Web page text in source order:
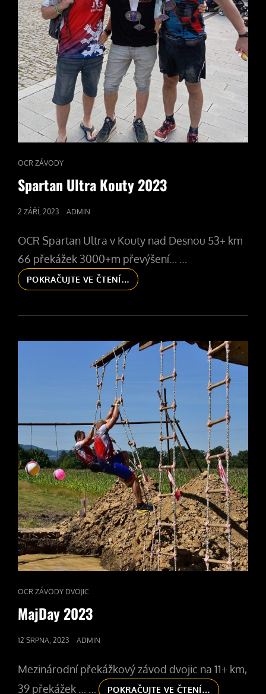
CAT
LINKS
OCR ZÁVODY
Spartan Ultra Kouty 2023
POSTED
2 ZÁŘÍ, 2023 ADMIN
OCR Spartan Ultra v Kouty nad Desnou 53+ km
66 překážek 3000+m převýšení… …
POKRAČUJTE VE ČTENÍ… SPARTAN
ULTRA
2023
CAT
LINKS
OCR ZÁVODY DVOJIC
MajDay 2023
POSTED
12 SRPNA, 2023 ADMIN
Mezinárodní překážkový závod dvojic na 11+ km,
39 překážek … …
POKRAČUJTE VE ČTENÍ… MAJDAY